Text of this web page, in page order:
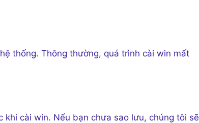
thống. Thông thường, quá trình cài win mất
cài win. Nếu bạn chưa sao lưu, chúng tôi sẽ